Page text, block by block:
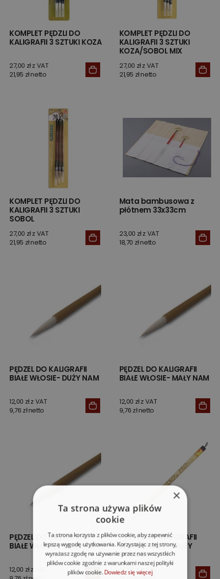
KOMPLET PĘDZLI DO
KALIGRAFII 3 SZTUKI KOZA
27,00 zł z VAT
21,95 zł netto
KOMPLET PĘDZLI DO
KALIGRAFII 3 SZTUKI
KOZA/SOBOL MIX
27,00 zł z VAT
21,95 zł netto
KOMPLET PĘDZLI DO
KALIGRAFII 3 SZTUKI
SOBOL
27,00 zł z VAT
21,95 zł netto
Mata bambusowa z
płótnem 33x33cm
23,00 zł z VAT
18,70 zł netto
PĘDZEL DO KALIGRAFII
BIAŁE WŁOSIE- DUŻY NAM
12,00 zł z VAT
9,76 zł netto
PĘDZEL DO KALIGRAFII
BIAŁE WŁOSIE- MAŁY NAM
12,00 zł z VAT
9,76 zł netto
PĘDZEL DO KALIGRAFII
BIAŁE WŁOSIE- ŚREDNI NAM
12,00 zł z VAT
PĘDZEL DO KALIGRAFII
BIAŁE WŁOSIE - DUŻY
EVEREST
16,50 zł z VAT
×
Ta strona używa plików
cookie
Ta strona korzysta z plików cookie, aby zapewnić
lepszą wygodę użytkowania. Korzystając z tej strony,
wyrażasz zgodę na używanie przez nas wszystkich
plików cookie zgodnie z warunkami naszej polityki
plików cookie.Dowiedz się więcej